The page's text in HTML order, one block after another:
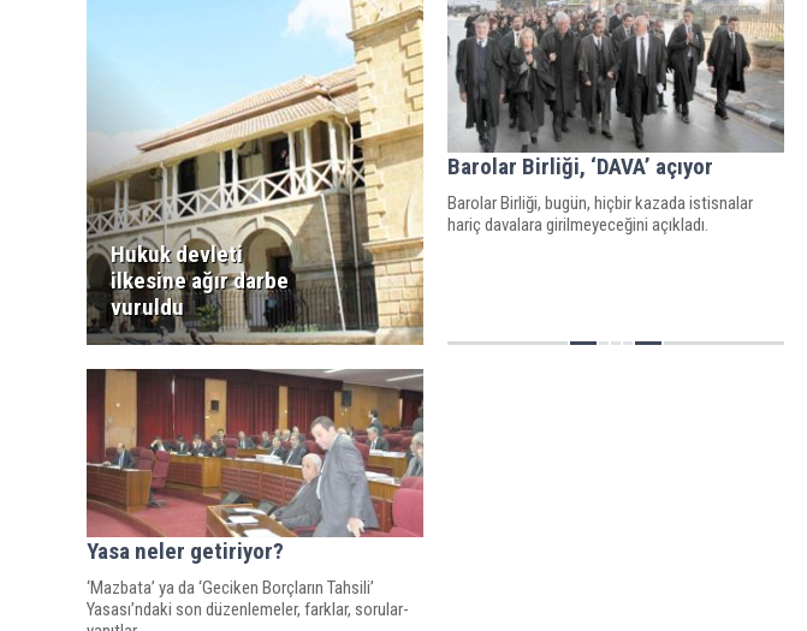
Hukuk devleti
ilkesine ağır darbe
vuruldu
Barolar Birliği, ‘DAVA’ açıyor
Barolar Birliği, bugün, hiçbir kazada istisnalar
hariç davalara girilmeyeceğini açıkladı.
Yasa neler getiriyor?
‘Mazbata’ ya da ‘Geciken Borçların Tahsili’
Yasası’ndaki son düzenlemeler, farklar, sorular-